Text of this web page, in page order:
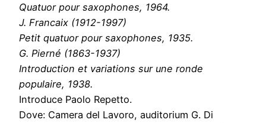
Quatuor pour saxophones, 1964.
J. Francaix (1912-1997)
Petit quatuor pour saxophones, 1935.
G. Pierné (1863-1937)
Introduction et variations sur une ronde
populaire, 1938.
Introduce Paolo Repetto.
Dove: Camera del Lavoro, auditorium G. Di